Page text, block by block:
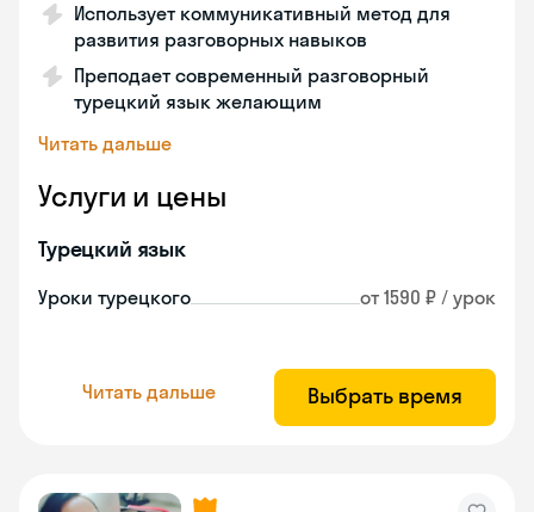
Использует коммуникативный метод для
развития разговорных навыков
Преподает современный разговорный
турецкий язык желающим
Читать дальше
Услуги и цены
Турецкий язык
Уроки турецкого от 1590 ₽ / урок
Читать дальше Выбрать время